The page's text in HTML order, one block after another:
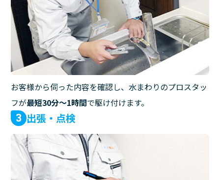
お客様から伺った内容を確認し、水まわりのプロスタッ
フが最短30分〜1時間で駆け付けます。
3 出張・点検